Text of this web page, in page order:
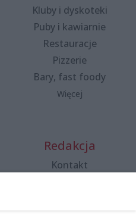
Kluby i dyskoteki
Puby i kawiarnie
Restauracje
Pizzerie
Bary, fast foody
Więcej
Redakcja
Kontakt